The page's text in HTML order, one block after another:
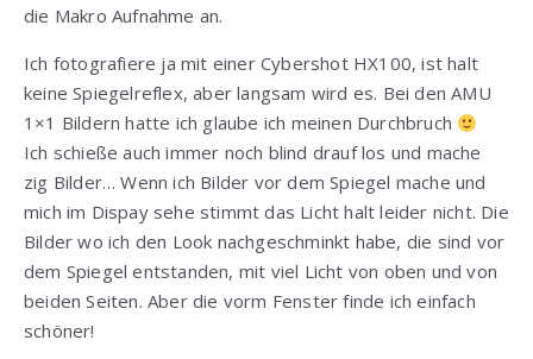
die Makro Aufnahme an.
Ich fotografiere ja mit einer Cybershot HX100, ist halt
keine Spiegelreflex, aber langsam wird es. Bei den AMU
1×1 Bildern hatte ich glaube ich meinen Durchbruch
Ich schieße auch immer noch blind drauf los und mache
zig Bilder… Wenn ich Bilder vor dem Spiegel mache und
mich im Dispay sehe stimmt das Licht halt leider nicht. Die
Bilder wo ich den Look nachgeschminkt habe, die sind vor
dem Spiegel entstanden, mit viel Licht von oben und von
beiden Seiten. Aber die vorm Fenster finde ich einfach
schöner!